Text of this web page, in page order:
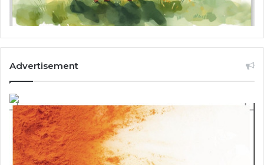
Advertisement